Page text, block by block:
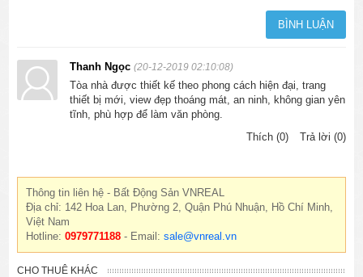
Thanh Ngọc(20-12-2019 02:10:08)
Tòa nhà được thiết kế theo phong cách hiện đại, trang
thiết bị mới, view đẹp thoáng mát, an ninh, không gian yên
tĩnh, phù hợp để làm văn phòng.
Thích (0)
Trả lời (0)
Thông tin liên hệ - Bất Động Sản VNREAL
Địa chỉ: 142 Hoa Lan, Phường 2, Quận Phú Nhuận, Hồ Chí Minh,
Việt Nam
Hotline:0979771188 - Email:sale@vnreal.vn
CHO THUÊ KHÁC